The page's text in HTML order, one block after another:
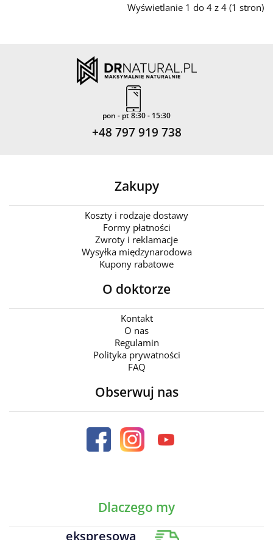
Wyświetlanie 1 do 4 z 4 (1 stron)
pon - pt 8:30 - 15:30
+48 797 919 738
Zakupy
Koszty i rodzaje dostawy
Formy płatności
Zwroty i reklamacje
Wysyłka międzynarodowa
Kupony rabatowe
O doktorze
Kontakt
O nas
Regulamin
Polityka prywatności
FAQ
Obserwuj nas
Dlaczego my
ekspresowa